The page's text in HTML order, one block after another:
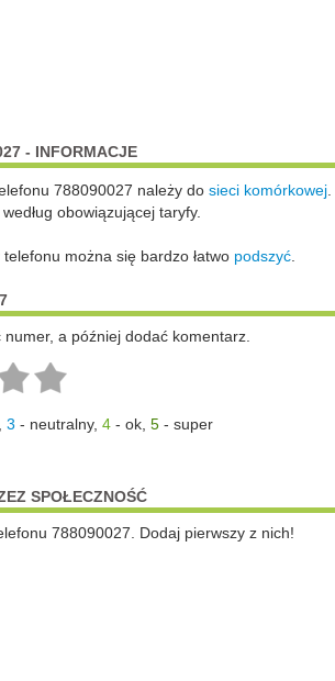
- INFORMACJE
788090027 należy do sieci komórkowej.
obowiązującej taryfy.
można się bardzo łatwo podszyć.
a później dodać komentarz.
3 - neutralny, 4- ok, 5- super
SPOŁECZNOŚĆ
788090027. Dodaj pierwszy z nich!